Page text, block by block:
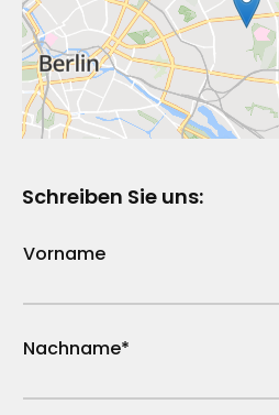
Schreiben Sie uns:
Vorname
Nachname*